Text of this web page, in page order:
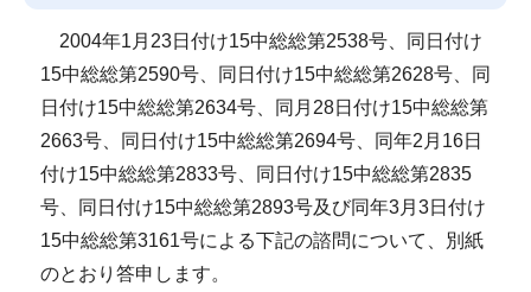
2004年1月23日付け15中総総第2538号、同日付け
15中総総第2590号、同日付け15中総総第2628号、同
日付け15中総総第2634号、同月28日付け15中総総第
2663号、同日付け15中総総第2694号、同年2月16日
付け15中総総第2833号、同日付け15中総総第2835
号、同日付け15中総総第2893号及び同年3月3日付け
15中総総第3161号による下記の諮問について、別紙
のとおり答申します。